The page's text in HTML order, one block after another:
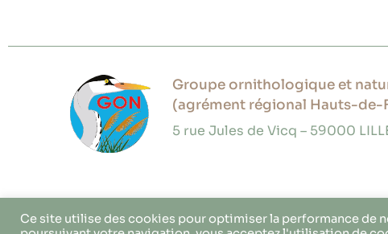
Groupe ornithologique et
(agrément régional Hauts-de-
5 rue Jules de Vicq – 59000
Ce site utilise des cookies pour optimiser la performance de